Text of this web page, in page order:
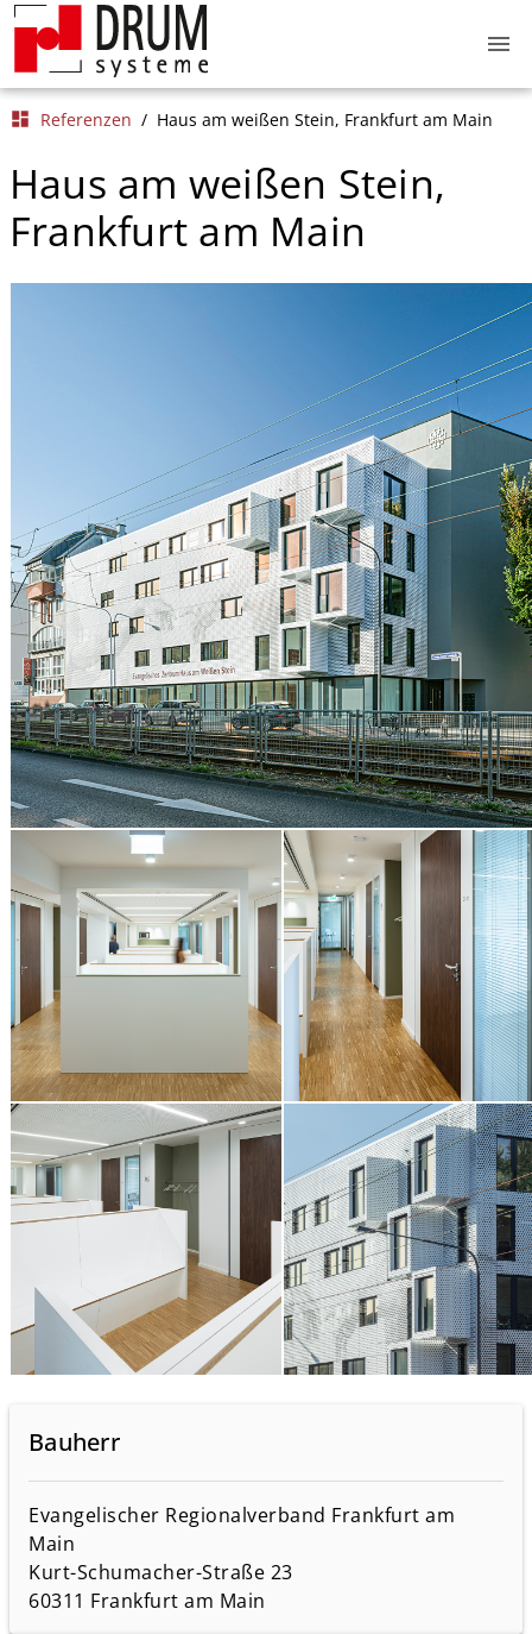
menu
dashboard Referenzen / Haus am weißen Stein, Frankfurt am Main
Haus am weißen Stein,
Frankfurt am Main
Bauherr
Evangelischer Regionalverband Frankfurt am
Main
Kurt-Schumacher-Straße 23
60311 Frankfurt am Main